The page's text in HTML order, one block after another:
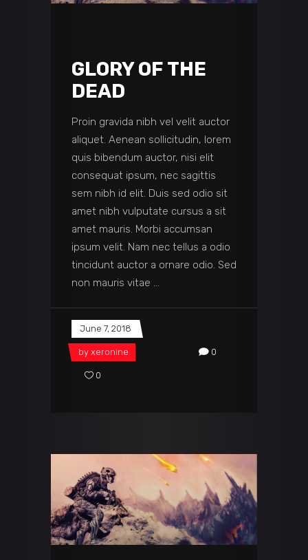
GLORY OF THE
DEAD
Proin gravida nibh vel velit auctor
aliquet. Aenean sollicitudin, lorem
quis bibendum auctor, nisi elit
consequat ipsum, nec sagittis
sem nibh id elit. Duis sed odio sit
amet nibh vulputate cursus a sit
amet mauris. Morbi accumsan
ipsum velit. Nam nec tellus a odio
tincidunt auctor a ornare odio. Sed
non mauris vitae
June 7, 2018
by xeronine 0
0